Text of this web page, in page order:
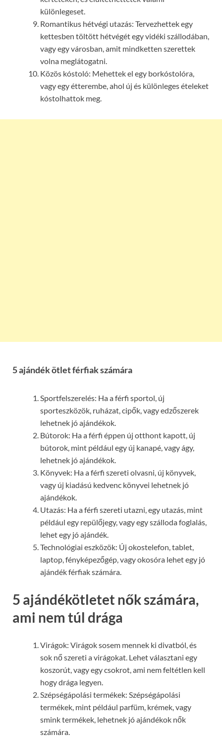
különlegeset.
Romantikus hétvégi utazás: Tervezhettek egy
kettesben töltött hétvégét egy vidéki szállodában,
vagy egy városban, amit mindketten szerettek
volna meglátogatni.
Közös kóstoló: Mehettek el egy borkóstolóra,
vagy egy étterembe, ahol új és különleges ételeket
kóstolhattok meg.
5 ajándék ötlet férfiak számára
Sportfelszerelés: Ha a férfi sportol, új
sporteszközök, ruházat, cipők, vagy edzőszerek
lehetnek jó ajándékok.
Bútorok: Ha a férfi éppen új otthont kapott, új
bútorok, mint például egy új kanapé, vagy ágy,
lehetnek jó ajándékok.
Könyvek: Ha a férfi szereti olvasni, új könyvek,
vagy új kiadású kedvenc könyvei lehetnek jó
ajándékok.
Utazás: Ha a férfi szereti utazni, egy utazás, mint
például egy repülőjegy, vagy egy szálloda foglalás,
lehet egy jó ajándék.
Technológiai eszközök: Új okostelefon, tablet,
laptop, fényképezőgép, vagy okosóra lehet egy jó
ajándék férfiak számára.
5 ajándékötletet nők számára,
ami nem túl drága
Virágok: Virágok sosem mennek ki divatból, és
sok nő szereti a virágokat. Lehet választani egy
koszorút, vagy egy csokrot, ami nem feltétlen kell
hogy drága legyen.
Szépségápolási termékek: Szépségápolási
termékek, mint például parfüm, krémek, vagy
smink termékek, lehetnek jó ajándékok nők
számára.